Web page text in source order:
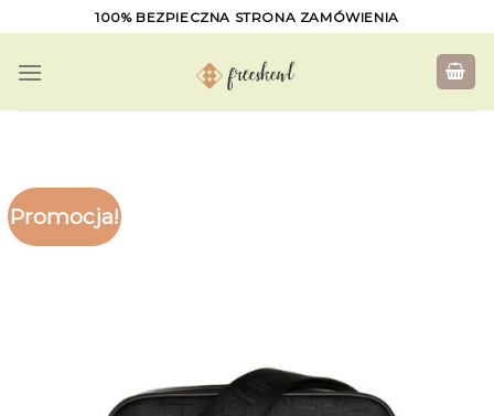
to
content
100% BEZPIECZNA STRONA ZAMÓWIENIA
Promocja!